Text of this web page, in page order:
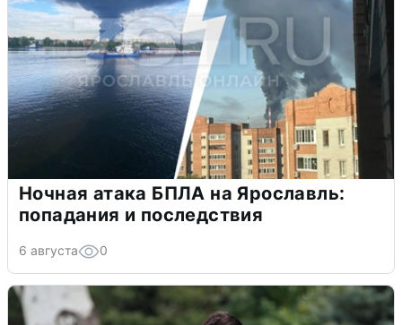
Ночная атака БПЛА на Ярославль:
попадания и последствия
6 августа 0